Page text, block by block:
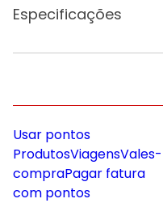
Especificações
Usar pontos
ProdutosViagensVales-
compraPagar fatura
com pontos